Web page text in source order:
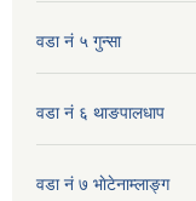
वडा नं ५ गुन्सा
वडा नं ६ थाङपालधाप
वडा नं ७ भाेटेनाम्लाङ्ग